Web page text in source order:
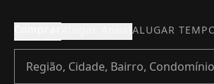
Alugar AnualALUGAR